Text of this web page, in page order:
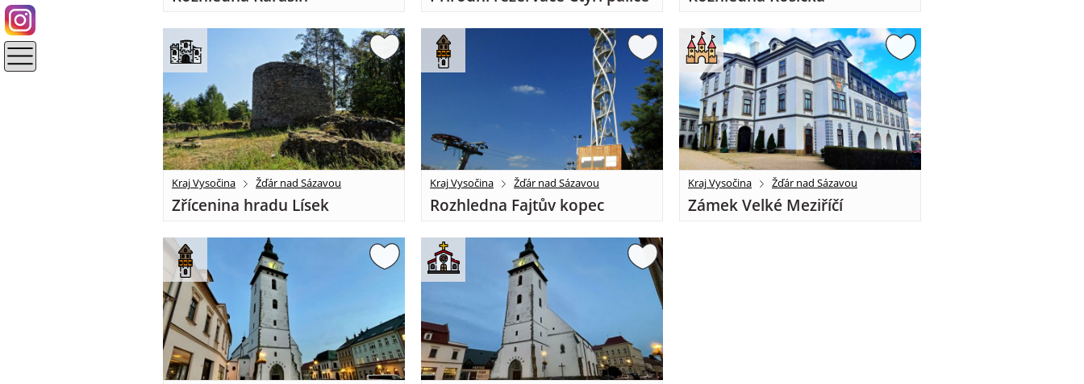
Kraj Vysočina Žďár nad Sázavou
Zřícenina hradu Lísek
Kraj Vysočina Žďár nad Sázavou
Rozhledna Fajtův kopec
Kraj Vysočina Žďár nad Sázavou
Zámek Velké Meziříčí